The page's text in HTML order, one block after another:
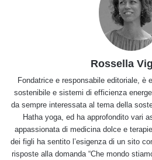
Rossella
Fondatrice e responsabile editoriale, è
sostenibile e sistemi di efficienza
da sempre interessata al tema della
Hatha yoga, ed ha approfondito vari
appassionata di medicina dolce e
dei figli ha sentito l’esigenza di un sito
risposte alla domanda “Che mondo